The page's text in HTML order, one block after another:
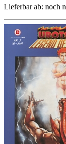
Lieferbar ab: noch